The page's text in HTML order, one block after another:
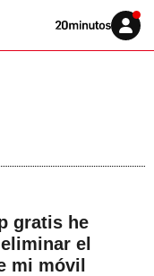
Volver
Iniciar
sesión
gratis he
el
mi móvil